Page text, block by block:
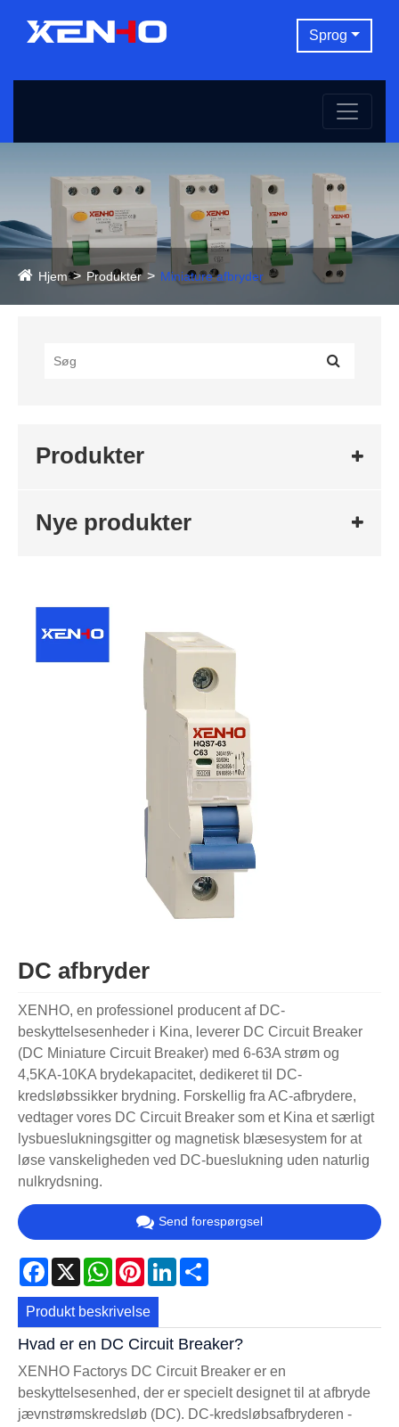
Sprog
Hjem Produkter Miniature afbryder
Produkter
Nye produkter
DC afbryder
XENHO, en professionel producent af DC-
beskyttelsesenheder i Kina, leverer DC Circuit Breaker
(DC Miniature Circuit Breaker) med 6-63A strøm og
4,5KA-10KA brydekapacitet, dedikeret til DC-
kredsløbssikker brydning. Forskellig fra AC-afbrydere,
vedtager vores DC Circuit Breaker som et Kina et særligt
lysbueslukningsgitter og magnetisk blæsesystem for at
løse vanskeligheden ved DC-bueslukning uden naturlig
nulkrydsning.
Send forespørgsel
Facebook
X WhatsApp
PinterestLinkedIn
Produkt beskrivelse
Hvad er en DC Circuit Breaker?
XENHO Factorys DC Circuit Breaker er en
beskyttelsesenhed, der er specielt designet til at afbryde
jævnstrømskredsløb (DC). DC-kredsløbsafbryderen -